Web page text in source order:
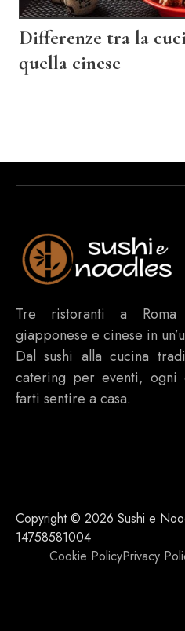
Differenze tra la
quella cinese
Tre ristoranti a Roma
giapponese e cinese in
Dal sushi alla cucina
catering per eventi, ogni
farti sentire a casa.
Copyright © 2026 Sushi e
14758581004
Cookie PolicyPrivacy